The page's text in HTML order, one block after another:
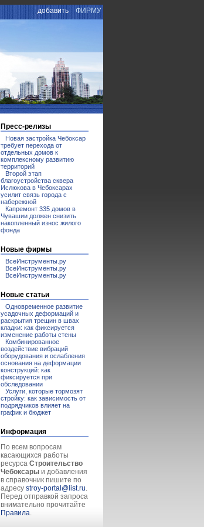
добавить ФИРМУ
Пресс-релизы
Новая застройка Чебоксар
требует перехода от
отдельных домов к
комплексному развитию
территорий
Второй этап
благоустройства сквера
Ислюкова в Чебоксарах
усилит связь города с
набережной
Капремонт 335 домов в
Чувашии должен снизить
накопленный износ жилого
фонда
Новые фирмы
ВсеИнструменты.ру
ВсеИнструменты.ру
ВсеИнструменты.ру
Новые статьи
Одновременное развитие
усадочных деформаций и
раскрытия трещин в швах
кладки: как фиксируется
изменение работы стены
Комбинированное
воздействие вибраций
оборудования и ослабления
основания на деформации
конструкций: как
фиксируется при
обследовании
Услуги, которые тормозят
стройку: как зависимость от
подрядчиков влияет на
график и бюджет
Информация
По всем вопросам
касающихся работы
ресурса Строительство
Чебоксары и добавления
в справочник пишите по
адресу stroy-portal@list.ru.
Перед отправкой запроса
внимательно прочитайте
Правила.